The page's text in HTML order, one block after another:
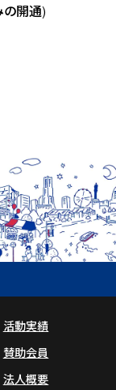
開通)
活動実績
賛助会員
法人概要